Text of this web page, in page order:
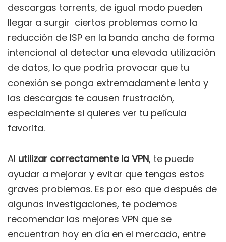
descargas torrents, de igual modo pueden
llegar a surgir ciertos problemas como la
reducción de ISP en la banda ancha de forma
intencional al detectar una elevada utilización
de datos, lo que podría provocar que tu
conexión se ponga extremadamente lenta y
las descargas te causen frustración,
especialmente si quieres ver tu película
favorita.
Al utilizar correctamente la VPN, te puede
ayudar a mejorar y evitar que tengas estos
graves problemas. Es por eso que después de
algunas investigaciones, te podemos
recomendar las mejores VPN que se
encuentran hoy en día en el mercado, entre